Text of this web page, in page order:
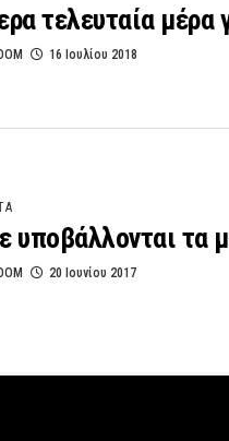
τελευταία
16 Ιουλίου 2018
υποβάλλονται τα
20 Ιουνίου 2017